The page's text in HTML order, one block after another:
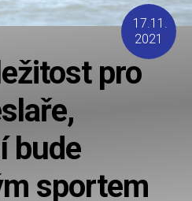
pro
bude
sportem
17.11.
2021